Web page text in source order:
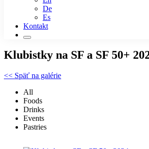
De
Es
Kontakt
Klubistky na SF a SF 50+
<< Späť na galérie
All
Foods
Drinks
Events
Pastries